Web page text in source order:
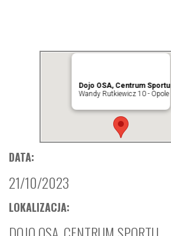
Dojo OSA, Centrum Sportu
Wandy Rutkiewicz 10 - Opole
DATA:
21/10/2023
LOKALIZACJA: